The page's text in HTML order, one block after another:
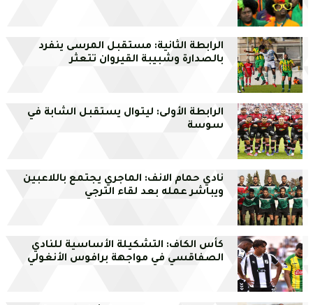
الرابطة الثانية: مستقبل المرسى ينفرد
بالصدارة وشبيبة القيروان تتعثر
الرابطة الأولى: ليتوال يستقبل الشابة في
سوسة
نادي حمام الانف: الماجري يجتمع باللاعبين
ويباشر عمله بعد لقاء الترجي
كأس الكاف: التشكيلة الأساسية للنادي
الصفاقسي في مواجهة برافوس الأنغولي